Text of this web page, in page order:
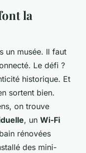
la
un musée. Il faut
Le défi ?
historique. Et
sortent bien.
on trouve
, un Wi-Fi
rénovées
des mini-